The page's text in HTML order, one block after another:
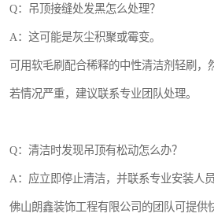
Q：吊顶接缝处发黑怎么处理？
A：这可能是灰尘积聚或霉变。
可用软毛刷配合稀释的中性清洁剂轻刷，
若情况严重，建议联系专业团队处理。
Q：清洁时发现吊顶有松动怎么办？
A：应立即停止清洁，并联系专业安装人员
佛山朗鑫装饰工程有限公司的团队可提供